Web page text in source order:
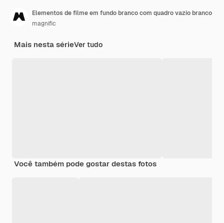
Elementos de filme em fundo branco com quadro vazio branco
magnific
Mais nesta sérieVer tudo
Você também pode gostar destas fotos